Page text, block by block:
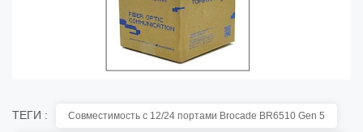
ТЕГИ : Совместимость с 12/24 портами Brocade BR6510 Gen 5